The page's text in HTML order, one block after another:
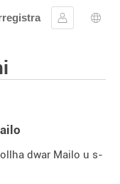
Sinjal
dwar Mailo u s-